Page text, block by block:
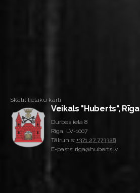
Skatīt lielāku karti
Veikals "Huberts", Rīga
Durbes iela 8
Rīga, LV-1007
Tālrunis: +371 27 773328
E-pasts: riga@huberts.lv